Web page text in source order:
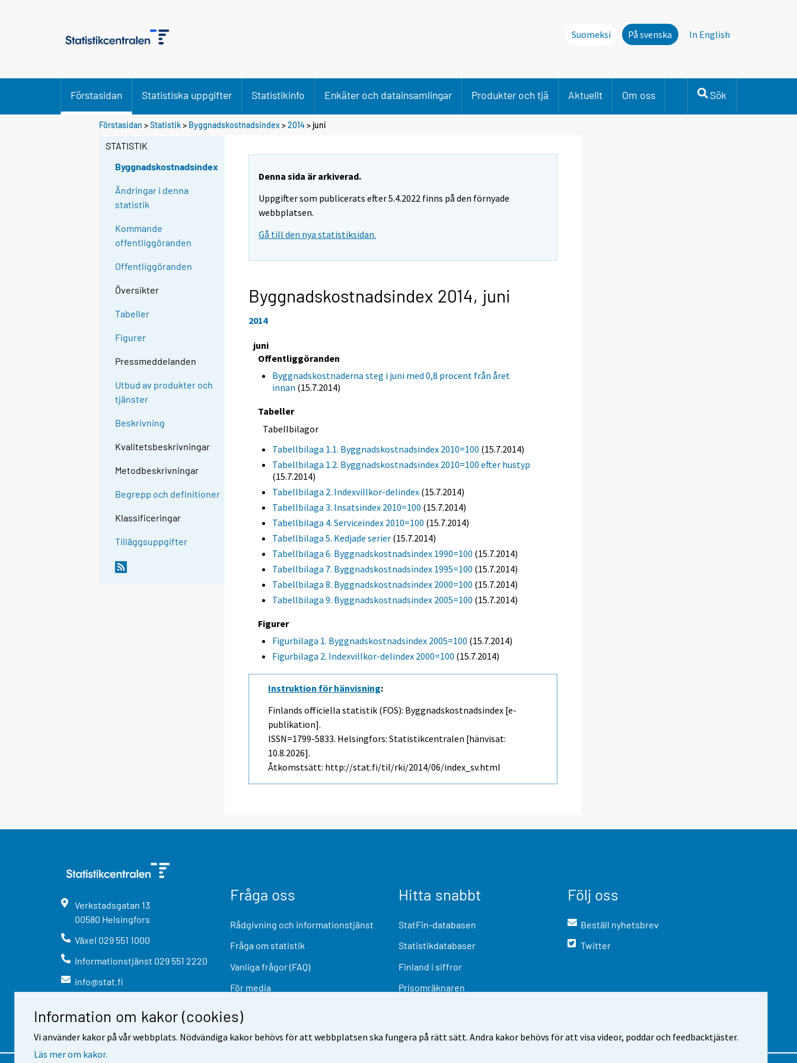
Information om kakor (cookies)
Vi använder kakor på vår webbplats. Nödvändiga kakor behövs för att webbplatsen ska fungera på rätt sätt. Andra kakor behövs för att visa videor, poddar och feedbacktjäster.
Läs mer om kakor.
Suomeksi På svenska In English
Förstasidan Statistiska uppgifter Statistikinfo Enkäter och datainsamlingar Produkter och tjä Aktuellt Om oss Sök
Förstasidan >Statistik> Byggnadskostnadsindex>2014> juni
STATISTIK
Byggnadskostnadsindex
Ändringar i denna
statistik
Kommande
offentliggöranden
Offentliggöranden
Översikter
Tabeller
Figurer
Pressmeddelanden
Utbud av produkter och
tjänster
Beskrivning
Kvalitetsbeskrivningar
Metodbeskrivningar
Begrepp och definitioner
Klassificeringar
Tilläggsuppgifter
Denna sida är arkiverad.
Uppgifter som publicerats efter 5.4.2022 finns på den förnyade
webbplatsen.
Gå till den nya statistiksidan.
Byggnadskostnadsindex 2014, juni
2014
juni
Offentliggöranden
Byggnadskostnaderna steg i juni med 0,8 procent från året
innan (15.7.2014)
Tabeller
Tabellbilagor
Tabellbilaga 1.1. Byggnadskostnadsindex 2010=100 (15.7.2014)
Tabellbilaga 1.2. Byggnadskostnadsindex 2010=100 efter hustyp
(15.7.2014)
Tabellbilaga 2. Indexvillkor-delindex (15.7.2014)
Tabellbilaga 3. Insatsindex 2010=100 (15.7.2014)
Tabellbilaga 4. Serviceindex 2010=100 (15.7.2014)
Tabellbilaga 5. Kedjade serier (15.7.2014)
Tabellbilaga 6. Byggnadskostnadsindex 1990=100 (15.7.2014)
Tabellbilaga 7. Byggnadskostnadsindex 1995=100 (15.7.2014)
Tabellbilaga 8. Byggnadskostnadsindex 2000=100 (15.7.2014)
Tabellbilaga 9. Byggnadskostnadsindex 2005=100 (15.7.2014)
Figurer
Figurbilaga 1. Byggnadskostnadsindex 2005=100 (15.7.2014)
Figurbilaga 2. Indexvillkor-delindex 2000=100 (15.7.2014)
Instruktion för hänvisning:
Finlands officiella statistik (FOS): Byggnadskostnadsindex [e-
publikation].
ISSN=1799-5833. Helsingfors: Statistikcentralen [hänvisat:
10.8.2026].
Åtkomstsätt: http://stat.fi/til/rki/2014/06/index_sv.html
Verkstadsgatan 13
00580 Helsingfors
Växel 029 551 1000
Informationstjänst 029 551 2220
info@stat.fi
Fråga oss
Rådgivning och informationstjänst
Fråga om statistik
Vanliga frågor (FAQ)
För media
Hitta snabbt
StatFin-databasen
Statistikdatabaser
Finland i siffror
Prisomräknaren
Följ oss
Beställ nyhetsbrev
Twitter